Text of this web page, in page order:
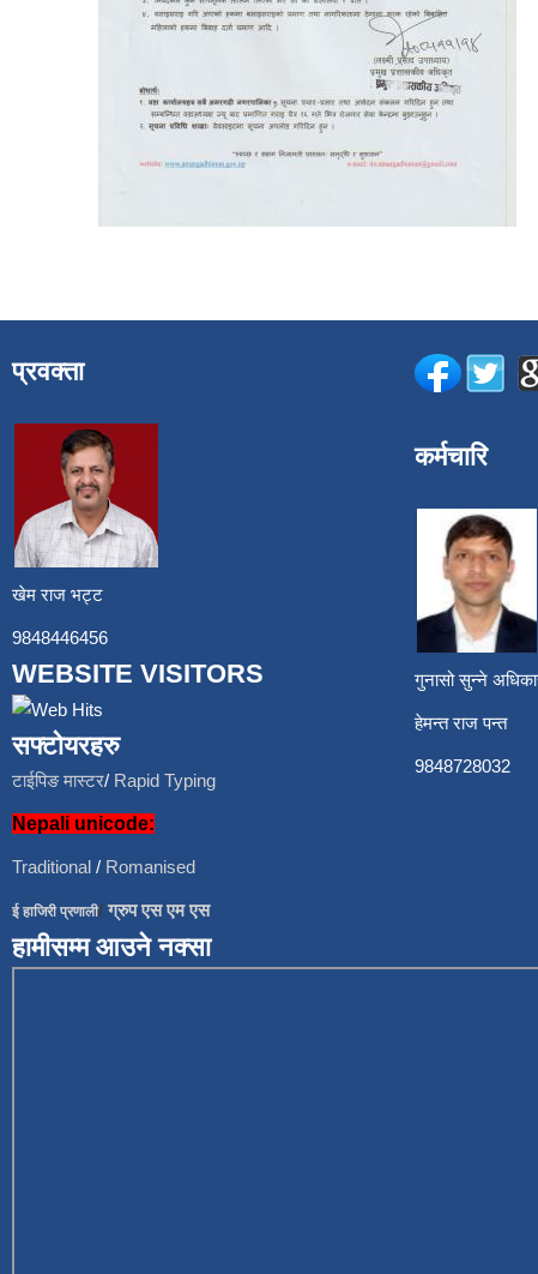
प्रवक्ता
खेम राज भट्ट
9848446456
WEBSITE VISITORS
सफ्टोयरहरु
टाईपिङ मास्टर/ Rapid Typing
Nepali unicode:
Traditional / Romanised
ई हाजिरी प्रणाली/ग्रुप एस एम एस
हामीसम्म आउने नक्सा
कर्मचारि
गुनासो सुन्ने
हेमन्त राज